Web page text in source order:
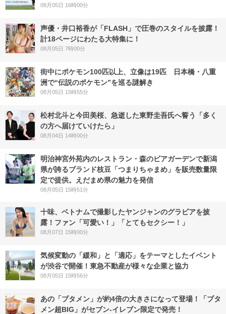
08月05日 16時00分
声優・井口裕香が「FLASH」で圧巻のスタイルを披露！
計18ページにわたる大特集に！
08月05日 7時00分
街中にポケモン100匹以上、立像は19匹 日本橋・八重
洲で“伝説のポケモン”を巡る謎解き
08月05日 15時55分
松村北斗と今田美桜、急逝した東野圭吾氏へ誓う「多く
の方へ届けていけたら」
08月04日 14時00分
明治神宮外苑内のレストラン・森のビアガーデンで新潟
県が誇るブランド枝豆「つまりちゃまめ」を販売数量限
定で提供。えだまめ県の魅力を発信
08月05日 15時51分
十味、ベトナムで撮影したヤンジャンのグラビアを披
露！ファン「可愛い！」「とてもセクシー！」
08月07日 15時00分
気候変動の「緩和」と「適応」をテーマとしたイベント
が渋谷で開催！東急不動産が様々な企業と協力
08月05日 15時56分
あの「ブタメン」が約4倍の大きさになって登場！「ブタ
メン超BIG」がセブン‐イレブン限定で発売！